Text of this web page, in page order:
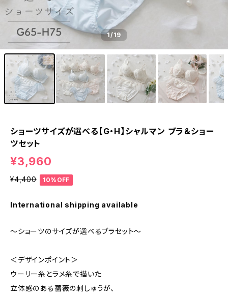
1/19
ショーツサイズが選べる【G・H】シャルマン ブラ＆ショー
ツセット
¥3,960
¥4,400 10%OFF
International shipping available
～ショーツのサイズが選べるブラセット～
＜デザインポイント＞
ウーリー糸とラメ糸で描いた
立体感のある薔薇の刺しゅうが、